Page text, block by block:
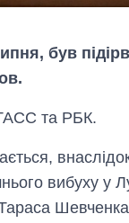
був
ТАСС та РБК.
вибуху у